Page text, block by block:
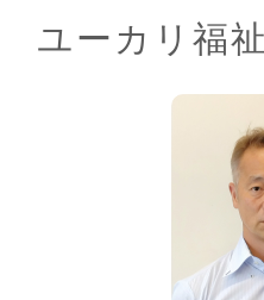
ユーカリ福